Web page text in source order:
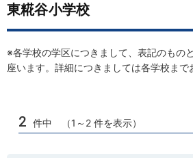
東糀谷小学校
※各学校の学区につきまして、表記のもの
座います。詳細につきましては各学校まで
2 件中 （1～2 件を表示）